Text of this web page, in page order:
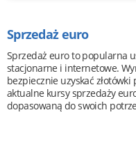
Sprzedaż euro
Sprzedaż euro to popularna
stacjonarne i internetowe.
bezpiecznie uzyskać
aktualne kursy sprzedaży
dopasowaną do swoich